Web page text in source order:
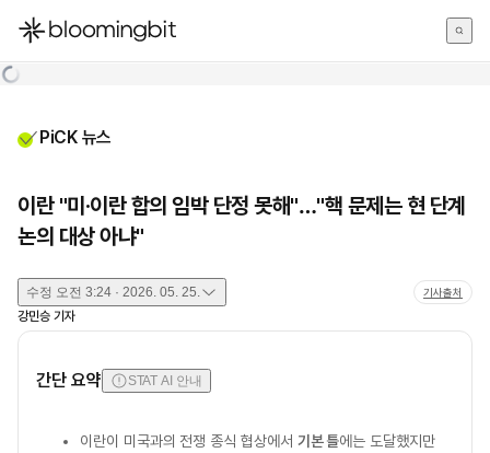
한국어
PiCK 뉴스
이란 "미·이란 합의 임박 단정 못해"…"핵 문제는 현 단계
논의 대상 아냐"
수정 오전 3:24 · 2026. 05. 25. 기사출처
강민승 기자
간단 요약 STAT AI 안내
이란이 미국과의 전쟁 종식 협상에서 기본 틀에는 도달했지만